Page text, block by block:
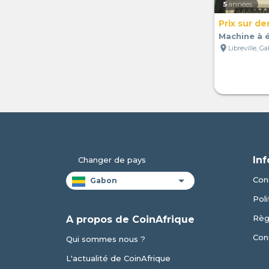
5 années
Prix sur
Machine à
location_on Libreville,
Changer de pays
A propos de CoinAfrique
Qui sommes nous ?
L'actualité de CoinAfrique